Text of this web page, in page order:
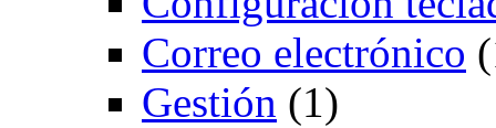
Correo electrónico
Gestión (1)